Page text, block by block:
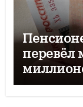
перевёл